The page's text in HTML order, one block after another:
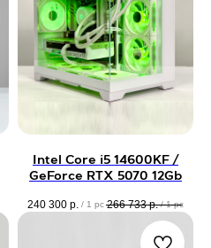
Intel Core i5 14600KF /
GeForce RTX 5070 12Gb
240 300 р. / 1 pc 266 733 р. / 1 pc